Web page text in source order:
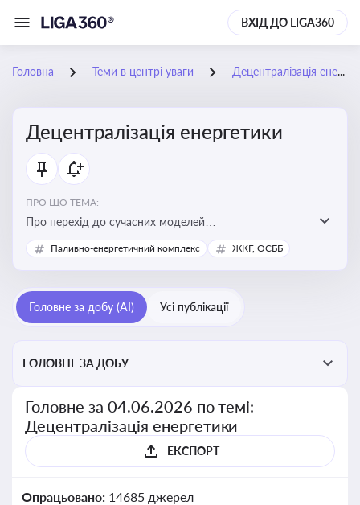
ВХІД ДО LIGA360
Головна Теми в центрі уваги Децентралізація енергетики
Децентралізація енергетики
ПРО ЩО ТЕМА:
Про перехід до сучасних моделей
енергозабезпечення, де виробництво електроенергії
здійснюється ближче до споживача. Це важливо для
втрат при транспортуванні енергії та стимулювання
розвитку відновлюваних джерел
Паливно-енергетичний комплекс ЖКГ, ОСББ
Головне за добу (AI) Усі публікації
ГОЛОВНЕ ЗА ДОБУ
Головне за 04.06.2026 по темі:
Децентралізація енергетики
ЕКСПОРТ
Опрацьовано: 14685 джерел